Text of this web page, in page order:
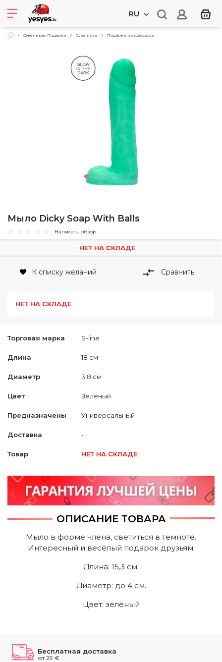
RU
Сувениры, Подарки Cувениры Подарки и аксессуары
Мыло Dicky Soap With Balls
Написать обзор
Торговая марка S-line
Длина 18 см
Диаметр 3,8 см
Цвет Зеленый
Предназначены Универсальный
Доставка -
Товар НЕТ НА СКЛАДЕ
НЕТ НА СКЛАДЕ
К списку желаний Сравнить
НЕТ НА СКЛАДЕ
ОПИСАНИЕ ТОВАРА
Мыло в форме члена, светиться в темноте.
Интересный и весёлый подарок друзьям.
Длина: 15,3 cм.
Диаметр: до 4 cм.
Цвет: зелёный
Бесплатная доставка
от 29 €